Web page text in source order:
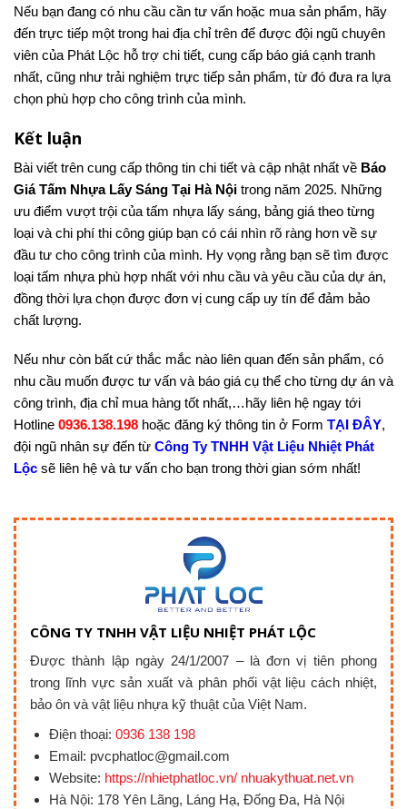
Nếu bạn đang có nhu cầu cần tư vấn hoặc mua sản phẩm, hãy
đến trực tiếp một trong hai địa chỉ trên để được đội ngũ chuyên
viên của Phát Lộc hỗ trợ chi tiết, cung cấp báo giá cạnh tranh
nhất, cũng như trải nghiệm trực tiếp sản phẩm, từ đó đưa ra lựa
chọn phù hợp cho công trình của mình.
Kết luận
Bài viết trên cung cấp thông tin chi tiết và cập nhật nhất về Báo
Giá Tấm Nhựa Lấy Sáng Tại Hà Nội trong năm 2025. Những
ưu điểm vượt trội của tấm nhựa lấy sáng, bảng giá theo từng
loại và chi phí thi công giúp bạn có cái nhìn rõ ràng hơn về sự
đầu tư cho công trình của mình. Hy vọng rằng bạn sẽ tìm được
loại tấm nhựa phù hợp nhất với nhu cầu và yêu cầu của dự án,
đồng thời lựa chọn được đơn vị cung cấp uy tín để đảm bảo
chất lượng.
Nếu như còn bất cứ thắc mắc nào liên quan đến sản phẩm, có
nhu cầu muốn được tư vấn và báo giá cụ thể cho từng dự án và
công trình, địa chỉ mua hàng tốt nhất,…hãy liên hệ ngay tới
Hotline 0936.138.198 hoặc đăng ký thông tin ở Form TẠI ĐÂY,
đội ngũ nhân sự đến từ Công Ty TNHH Vật Liệu Nhiệt Phát
Lộc sẽ liên hệ và tư vấn cho bạn trong thời gian sớm nhất!
CÔNG TY TNHH VẬT LIỆU NHIỆT PHÁT LỘC
Được thành lập ngày 24/1/2007 – là đơn vị tiên phong
trong lĩnh vực sản xuất và phân phối vật liệu cách nhiệt,
bảo ôn và vật liệu nhựa kỹ thuật của Việt Nam.
Điện thoại: 0936 138 198
Email: pvcphatloc@gmail.com
Website: https://nhietphatloc.vn/ nhuakythuat.net.vn
Hà Nội: 178 Yên Lãng, Láng Hạ, Đống Đa, Hà Nội